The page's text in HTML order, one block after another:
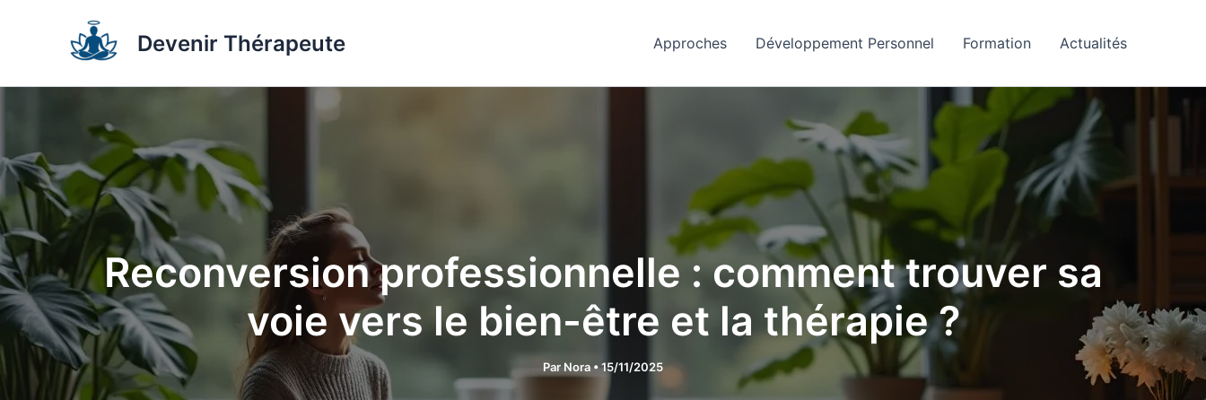
Devenir Thérapeute Approches Développement Personnel Formation Actualités
Reconversion professionnelle : comment trouver sa
voie vers le bien-être et la thérapie ?
ParNora •15/11/2025